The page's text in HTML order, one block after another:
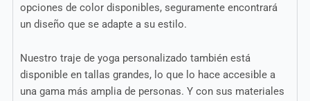
opciones de color disponibles, seguramente encontrará
un diseño que se adapte a su estilo.
Nuestro traje de yoga personalizado también está
disponible en tallas grandes, lo que lo hace accesible a
una gama más amplia de personas. Y con sus materiales